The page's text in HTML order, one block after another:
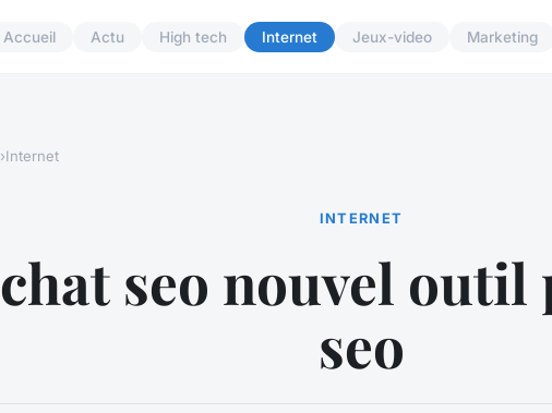
Accueil Actu High tech Internet Jeux-video Marketing
›Internet
INTERNET
chat seo nouvel outil
seo